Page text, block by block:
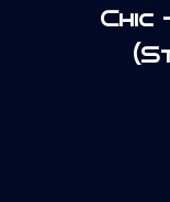
Chic